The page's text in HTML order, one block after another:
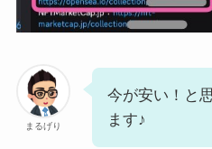
まるげり
今が安い！と
ます♪